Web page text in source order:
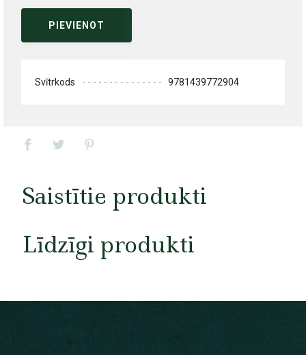
PIEVIENOT
Svītrkods 9781439772904
Saistītie produkti
Līdzīgi produkti